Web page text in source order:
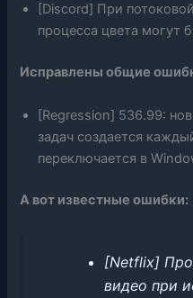
[Discord] При
процесса цвета могут
Исправлены общие
[Regression] 536.99:
задач создается
переключается в
А вот известные ошибки:
[Netflix]
видео при